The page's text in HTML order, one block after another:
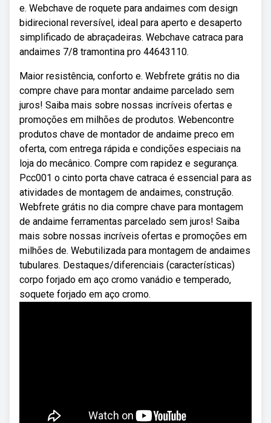
e. Webchave de roquete para andaimes com design
bidirecional reversível, ideal para aperto e desaperto
simplificado de abraçadeiras. Webchave catraca para
andaimes 7/8 tramontina pro 44643110.
Maior resistência, conforto e. Webfrete grátis no dia
compre chave para montar andaime parcelado sem
juros! Saiba mais sobre nossas incríveis ofertas e
promoções em milhões de produtos. Webencontre
produtos chave de montador de andaime preco em
oferta, com entrega rápida e condições especiais na
loja do mecânico. Compre com rapidez e segurança.
Pcc001 o cinto porta chave catraca é essencial para as
atividades de montagem de andaimes, construção.
Webfrete grátis no dia compre chave para montagem
de andaime ferramentas parcelado sem juros! Saiba
mais sobre nossas incríveis ofertas e promoções em
milhões de. Webutilizada para montagem de andaimes
tubulares. Destaques/diferenciais (características)
corpo forjado em aço cromo vanádio e temperado,
soquete forjado em aço cromo.